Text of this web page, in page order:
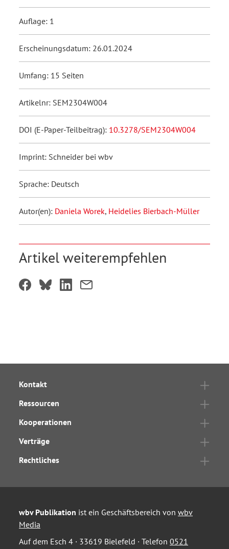
Auflage: 1
Erscheinungsdatum: 26.01.2024
Umfang: 15 Seiten
Artikelnr: SEM2304W004
DOI (E-Paper-Teilbeitrag): 10.3278/SEM2304W004
Imprint: Schneider bei wbv
Sprache: Deutsch
Autor(en): Daniela Worek, Heidelies Bierbach-Müller
Artikel weiterempfehlen
Kontakt
Ressourcen
Kooperationen
Verträge
Rechtliches
wbv Publikation ist ein Geschäftsbereich von wbv
Media
Auf dem Esch 4 · 33619 Bielefeld · Telefon 0521